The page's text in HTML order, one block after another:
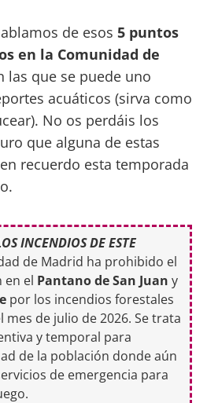
de esos 5 puntos
en la Comunidad de
las que se puede uno
acuáticos (sirva como
No os perdáis los
que alguna de estas
recuerdo esta temporada
INCENDIOS DE ESTE
de Madrid ha prohibido el
en el Pantano de San Juany
por los incendios forestales
mes de julio de 2026. Se trata
y temporal para
de la población donde aún
de emergencia para